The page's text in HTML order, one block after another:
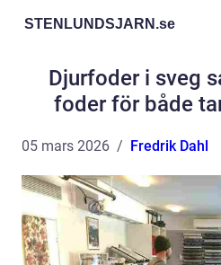
STENLUNDSJARN.se
Djurfoder i sveg
foder för både
05 mars 2026 Fredrik Dahl